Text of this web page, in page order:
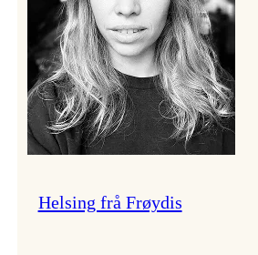
Helsing frå Frøydis